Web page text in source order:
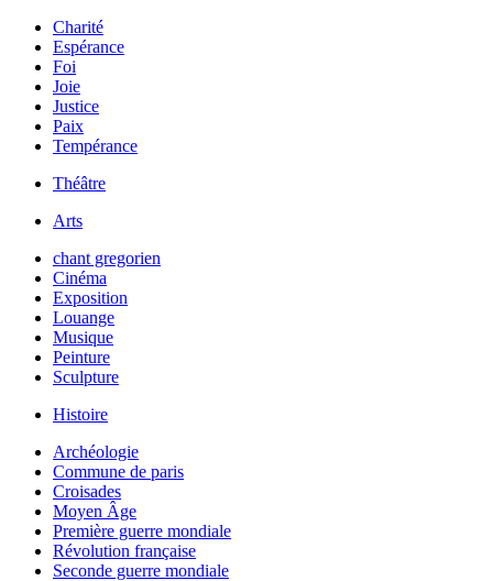
Charité
Espérance
Foi
Joie
Justice
Paix
Tempérance
Théâtre
Arts
chant gregorien
Cinéma
Exposition
Louange
Musique
Peinture
Sculpture
Histoire
Archéologie
Commune de paris
Croisades
Moyen Âge
Première guerre mondiale
Révolution française
Seconde guerre mondiale